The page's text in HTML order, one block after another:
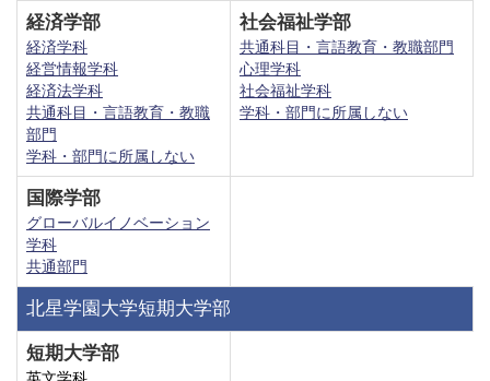
経済学部
経済学科
経営情報学科
経済法学科
共通科目・言語教育・教職
部門
学科・部門に所属しない
社会福祉学部
共通科目・言語教育・教職部門
心理学科
社会福祉学科
学科・部門に所属しない
国際学部
グローバルイノベーション
学科
共通部門
北星学園大学短期大学部
短期大学部